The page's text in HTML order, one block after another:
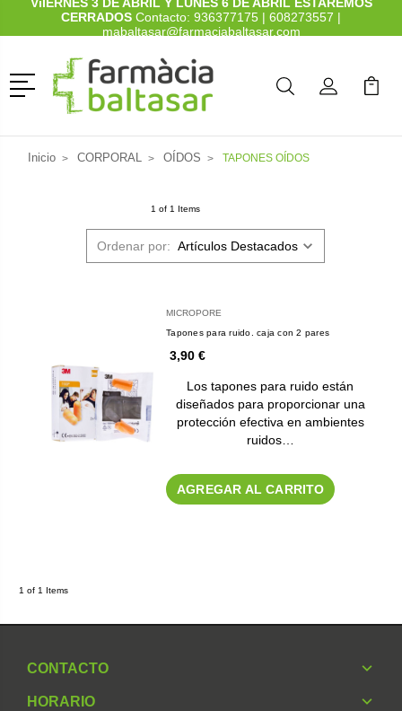
CERRADOS Contacto: 936377175 | 608273557 |
mabaltasar@farmaciabaltasar.com
Menú
BuscarMi Cuenta
Mi
Inicio CORPORAL OÍDOS TAPONES OÍDOS
1 of 1 Items
Ordenar por:
MICROPORE
Tapones para ruido. caja con 2 pares
3,90 €
Los tapones para ruido están
diseñados para proporcionar una
protección efectiva en ambientes
ruidos…
AGREGAR AL CARRITO
1 of 1 Items
CONTACTO
HORARIO